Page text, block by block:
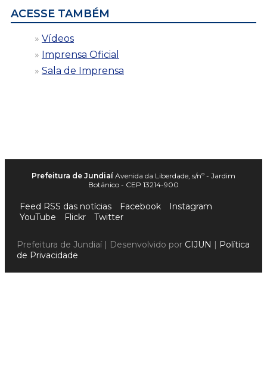
ACESSE TAMBÉM
Vídeos
Imprensa Oficial
Sala de Imprensa
Prefeitura de Jundiaí Avenida da Liberdade, s/nº - Jardim
Botânico - CEP 13214-900
Feed RSS das notícias Facebook
Instagram
YouTube
Flickr Twitter
Prefeitura de Jundiaí | Desenvolvido por CIJUN
Política
de Privacidade